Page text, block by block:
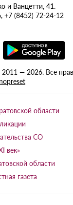
и Ванцетти, 41.
+7 (8452) 72-24-12
— 2026. Все
области
СО
век»
области
газета